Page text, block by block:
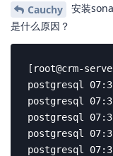
Cauchy
安装
是什么原因？
[root@crm-
postgresql
postgresql
postgresql
postgresql
postgresql